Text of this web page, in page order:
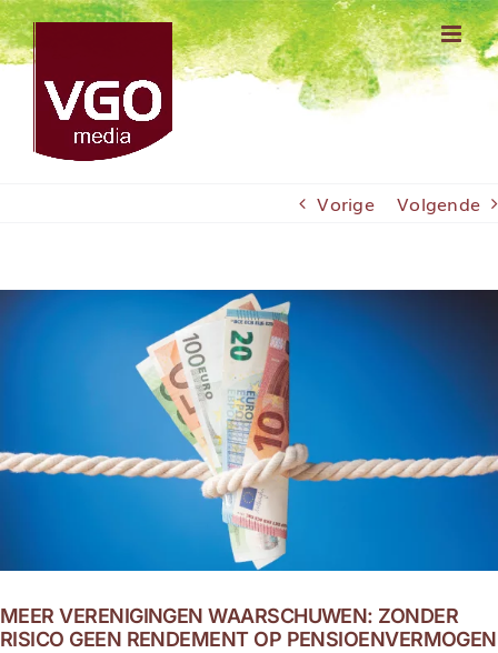
Ga
naar
inhoud
Vorige Volgende
MEER VERENIGINGEN WAARSCHUWEN: ZONDER
RISICO GEEN RENDEMENT OP PENSIOENVERMOGEN